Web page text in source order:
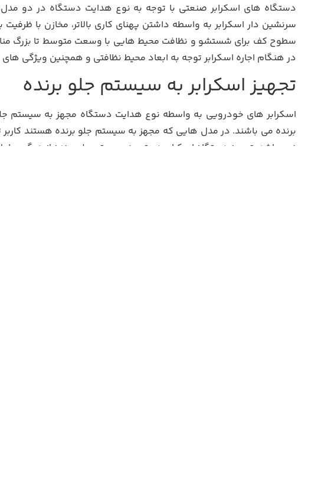
دستگاه های اسکرابر صنعتی با توجه به نوع هدایت دستگاه در دو مدل
سرنشین دار اسکرابر به واسطه داشتن پهنای کاری بالاتر، مخازن با
سطوح کف برای شستشو و نظافت محیط هایی با وسعت متوسط تا بزرگ
در هنگام اجاره اسکرابر توجه به ابعاد محیط نظافتی و همچنین ویژگی
تجهیز اسکرابر به سیستم جلو برنده
اسکرابر های خودرویی به واسطه نوع هدایت دستگاه مجهز به سیستم
برنده می باشند. در مدل هایی که مجهز به سیستم جلو برنده هستند
نمی باشد. تجهیز دستگاه اسکرابر دستی به سیستم جلو برنده از دیگر عوامل